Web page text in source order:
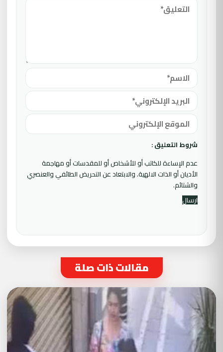
شروط التعليق :
عدم الإساءة للكاتب أو للأشخاص أو للمقدسات أو مهاجمة
الأديان أو الذات الالهية. والابتعاد عن التحريض الطائفي والعنصري
والشتائم.
مقالات ذات صلة